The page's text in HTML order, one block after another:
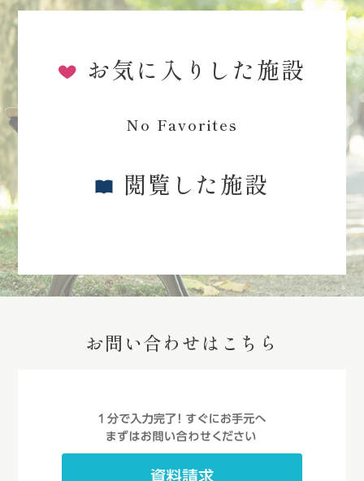
お気に入りした施設
No Favorites
閲覧した施設
お問い合わせはこちら